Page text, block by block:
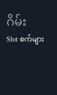
ဂိမ်း
Slot စက်များ